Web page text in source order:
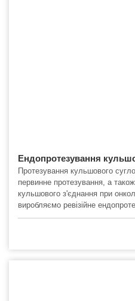
Ендопротезування
Протезування кульшового
первинне протезування, а
кульшового з'єднання при
виробляємо ревізійне